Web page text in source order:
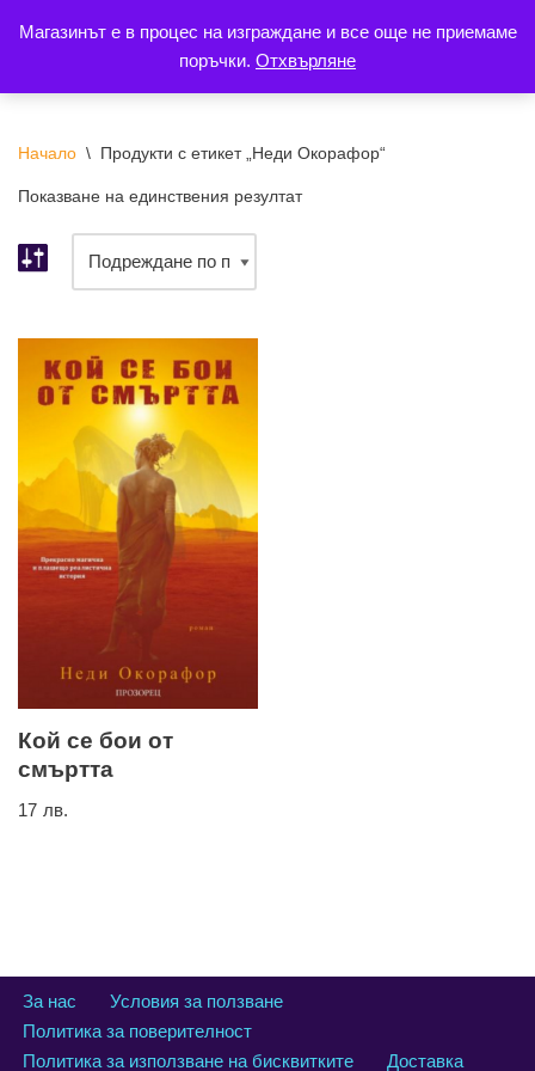
Магазинът е в процес на изграждане и все още не приемаме
поръчки. Отхвърляне
към
Начало \ Продукти с етикет „Неди Окорафор“
Показване на единствения резултат
Кой се бои от
смъртта
17 лв.
За нас
Условия за ползване
Политика за поверителност
Политика за използване на бисквитките
Доставка